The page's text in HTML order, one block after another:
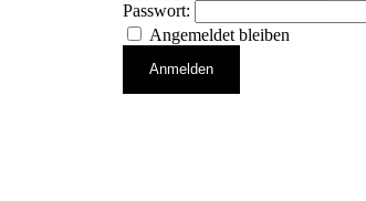
Passwort:
Angemeldet bleiben
Anmelden